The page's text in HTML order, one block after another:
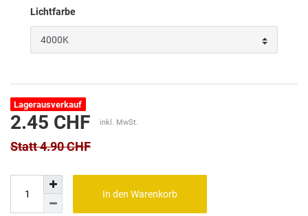
Lichtfarbe
Lagerausverkauf
Statt 4.90 CHF
2.45 CHF inkl. MwSt.
In den Warenkorb